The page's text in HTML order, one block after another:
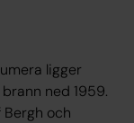
ligger
ned 1959.
och